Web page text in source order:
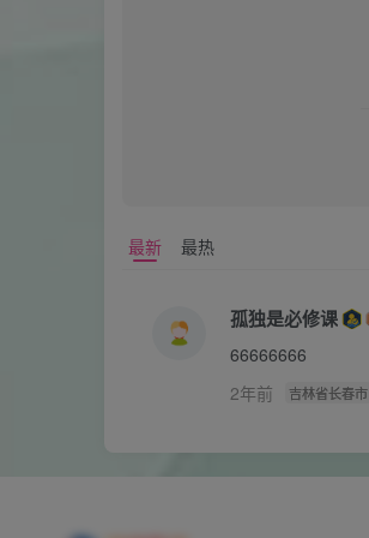
最新 最热
孤独是必修课
66666666
2年前
吉林省长春市